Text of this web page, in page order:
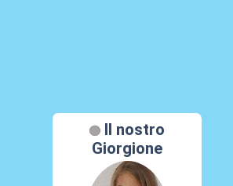
Il nostro
Giorgione